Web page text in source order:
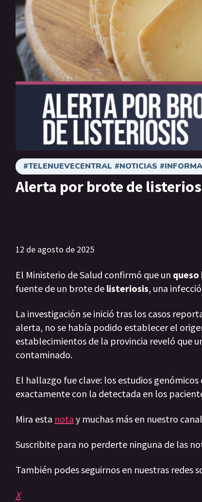
#TELENUEVECENTRAL #NOTICIAS
Alerta por brote de
12 de agosto de 2025
El Ministerio de Salud confirmó que un
fuente de un brote de listeriosis, una
La investigación se inició tras los casos
alerta, no se había podido establecer el
establecimientos de la provincia reveló que
contaminado.
El hallazgo fue clave: los estudios
exactamente con la detectada en los
Mira esta nota y muchas más en nuestro
Suscribite para no perderte ninguna de las
También podes seguirnos en nuestras redes
X